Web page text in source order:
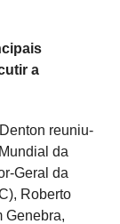
a
reuniu-
da
Geral da
Roberto
Genebra,